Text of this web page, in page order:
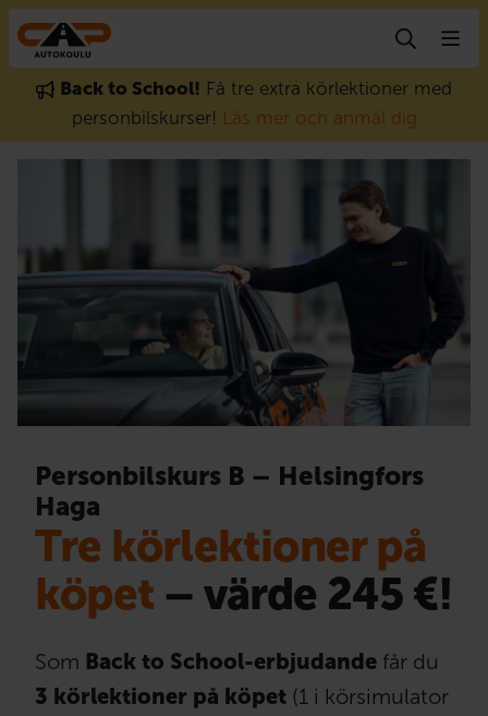
Gå till innehåll
Back to School! Få tre extra körlektioner med
personbilskurser! Läs mer och anmäl dig
Personbilskurs B – Helsingfors
Haga
Tre körlektioner på
köpet – värde 245 €!
Som Back to School-erbjudande får du
3 körlektioner på köpet (1 i körsimulator